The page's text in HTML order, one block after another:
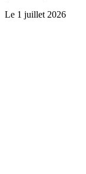
Le 1 juillet 2026